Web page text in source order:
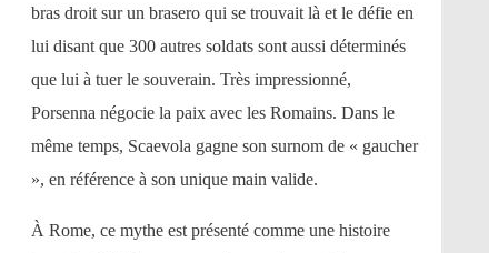
bras droit sur un brasero qui se trouvait là et le défie en
lui disant que 300 autres soldats sont aussi déterminés
que lui à tuer le souverain. Très impressionné,
Porsenna négocie la paix avec les Romains. Dans le
même temps, Scaevola gagne son surnom de « gaucher
», en référence à son unique main valide.
À Rome, ce mythe est présenté comme une histoire